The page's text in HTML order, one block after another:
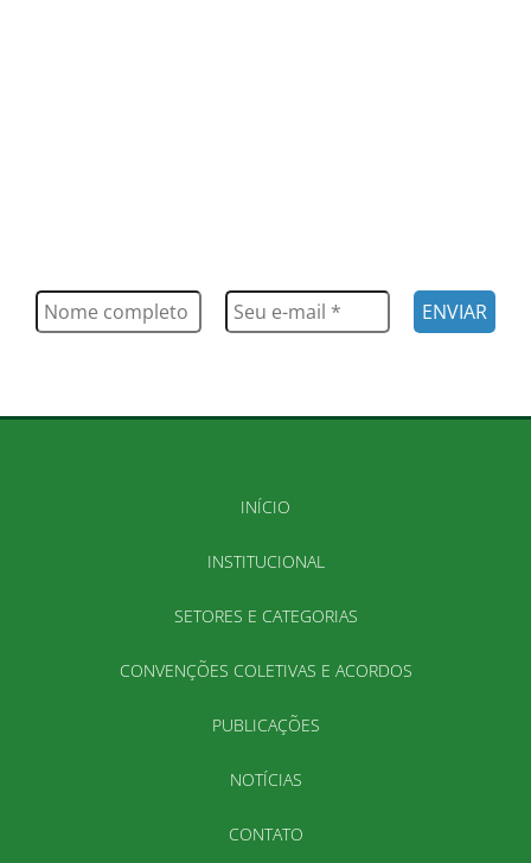
INÍCIO
INSTITUCIONAL
SETORES E CATEGORIAS
CONVENÇÕES COLETIVAS E ACORDOS
PUBLICAÇÕES
NOTÍCIAS
CONTATO